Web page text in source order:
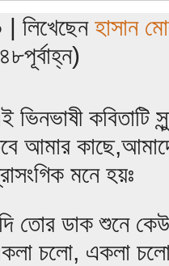
| লিখেছেন হাসান
ভিনভাষী কবিতাটি
আমার
মনে হয়ঃ
তোর ডাক শুনে
চলো, একলা